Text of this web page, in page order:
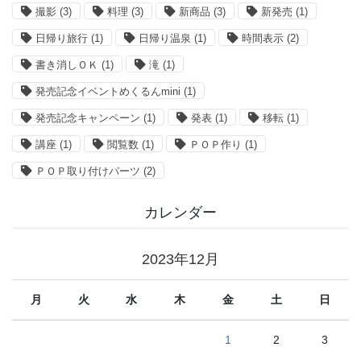
撮影 (3) 料理 (3) 新商品 (3) 新発売 (1)
日帰り旅行 (1) 日帰り温泉 (1) 時間表示 (2)
書き消しＯＫ (1) 滝 (1)
発売記念イベントめくるんmini (1)
発売記念キャンペーン (1) 発表 (1) 移転 (1)
講座 (1) 閲覧数 (1) ＰＯＰ作り (1)
ＰＯＰ取り付けパーツ (2)
カレンダー
2023年12月
月 火 水 木 金 土 日
1 2 3